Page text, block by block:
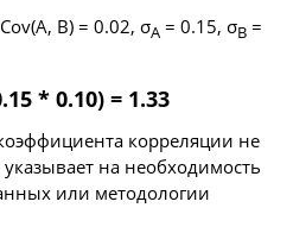
B) = 0.02, σA = 0.15, σB=
* 0.10) = 1.33
корреляции не
на необходимость
или методологии